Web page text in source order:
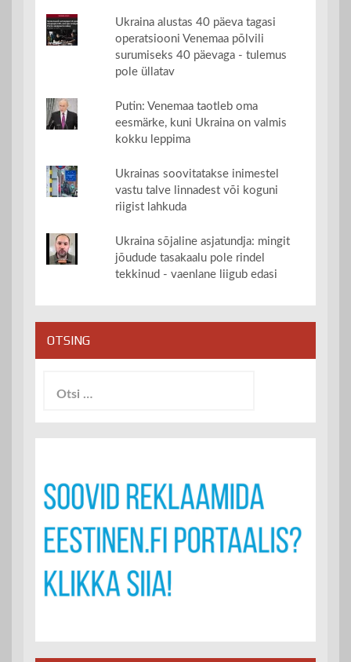
Ukraina alustas 40 päeva tagasi
operatsiooni Venemaa põlvili
surumiseks 40 päevaga - tulemus
pole üllatav
Putin: Venemaa taotleb oma
eesmärke, kuni Ukraina on valmis
kokku leppima
Ukrainas soovitatakse inimestel
vastu talve linnadest või koguni
riigist lahkuda
Ukraina sõjaline asjatundja: mingit
jõudude tasakaalu pole rindel
tekkinud - vaenlane liigub edasi
OTSING